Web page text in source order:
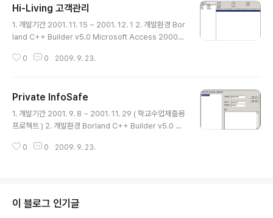
Hi-Living 고객관리
1. 개발기간 2001. 11. 15 ~ 2001. 12. 1 2. 개발환경 Bor
land C++ Builder v5.0 Microsoft Access 2000
위한 자신의 고객관리 프로그램이다. 4. 개발동기 및 개발
개발했다. 기존의 대부분 회원들은 자신이 관리하는 회원
(고객)들을 웬만한 서류가방만한 다이어리에다 보관하는
불편함을 감수하고 있으며, 자신이 관리하는 회원들의 정
힘들어지게 된다. 또한 다이어리의 분실을 대비해서 그 큰
0 0 2009. 9. 23.
Private InfoSafe
1. 개발기간 2001. 9. 8 ~ 2001. 11. 29 ( 학교수업제출용
프로젝트 ) 2. 개발환경 Borland C++ Builder v5.0 3.
호화하여 보관 가능하며, 서버에 자료를 보관하여 어느 곳
로 변경되어가거나 혹은 이용하게 되는 새로운 서비스들의
수가 증가함에 따라, 자신만이 알고 있어야 하며 또 그렇지
0 0 2009. 9. 23.
이 블로그 인기글